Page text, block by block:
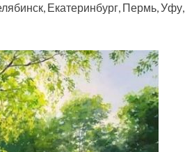
Екатеринбург, Пермь, Уфу,